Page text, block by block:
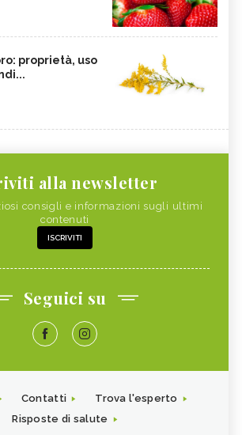
proprietà, uso
alla newsletter
consigli e informazioni sugli ultimi
contenuti
ISCRIVITI
Seguici su
Contatti
Trova l'esperto
Risposte di salute